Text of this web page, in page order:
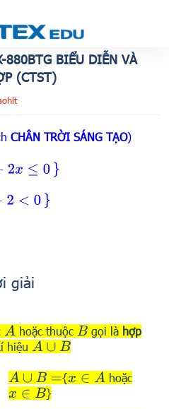
880BTG BIỂU DIỄN VÀ
(CTST)
CHÂN TRỜI SÁNG TẠO)
giải
A hoặc thuộc B gọi là hợp
hiệu A∪B
A∪B= {x∈A
hoặc
x∈B }